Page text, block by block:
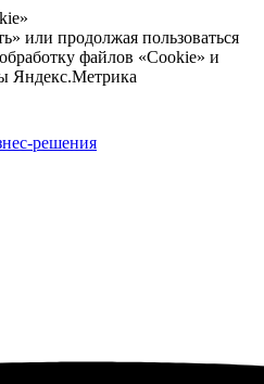
или продолжая пользоваться
файлов «Cookie» и
Яндекс.Метрика
решения